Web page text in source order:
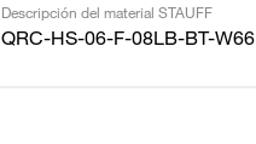
Descripción del material STAUFF
QRC-HS-06-F-08LB-BT-W66